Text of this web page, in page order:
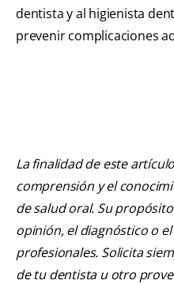
dentista y al higienista
prevenir complicaciones
La finalidad de este
comprensión y el
de salud oral. Su
opinión, el diagnóstico o
profesionales. Solicita
de tu dentista u otro